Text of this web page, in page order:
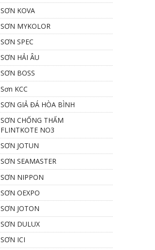
SƠN KOVA
SƠN MYKOLOR
SƠN SPEC
SƠN HẢI ÂU
SƠN BOSS
Sơn KCC
SƠN GIẢ ĐÁ HÒA BÌNH
SƠN CHỐNG THẤM
FLINTKOTE NO3
SƠN JOTUN
SƠN SEAMASTER
SƠN NIPPON
SƠN OEXPO
SƠN JOTON
SƠN DULUX
SƠN ICI